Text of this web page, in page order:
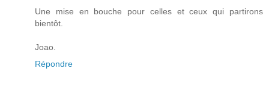
Une mise en bouche pour celles et ceux qui partirons
bientôt.
Joao.
Répondre